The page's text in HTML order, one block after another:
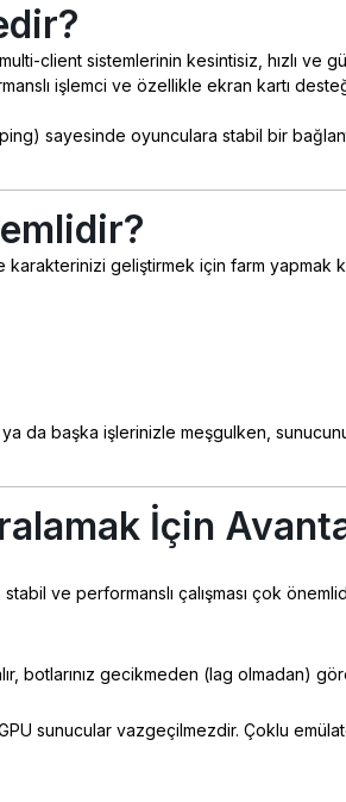
client sistemlerinin kesintisiz, hızlı ve
işlemci ve özellikle ekran kartı
sayesinde oyunculara stabil bir
geliştirmek için farm yapmak
da başka işlerinizle meşgulken,
İçin
ve performanslı çalışması çok
botlarınız gecikmeden (lag olmadan)
sunucular vazgeçilmezdir. Çoklu